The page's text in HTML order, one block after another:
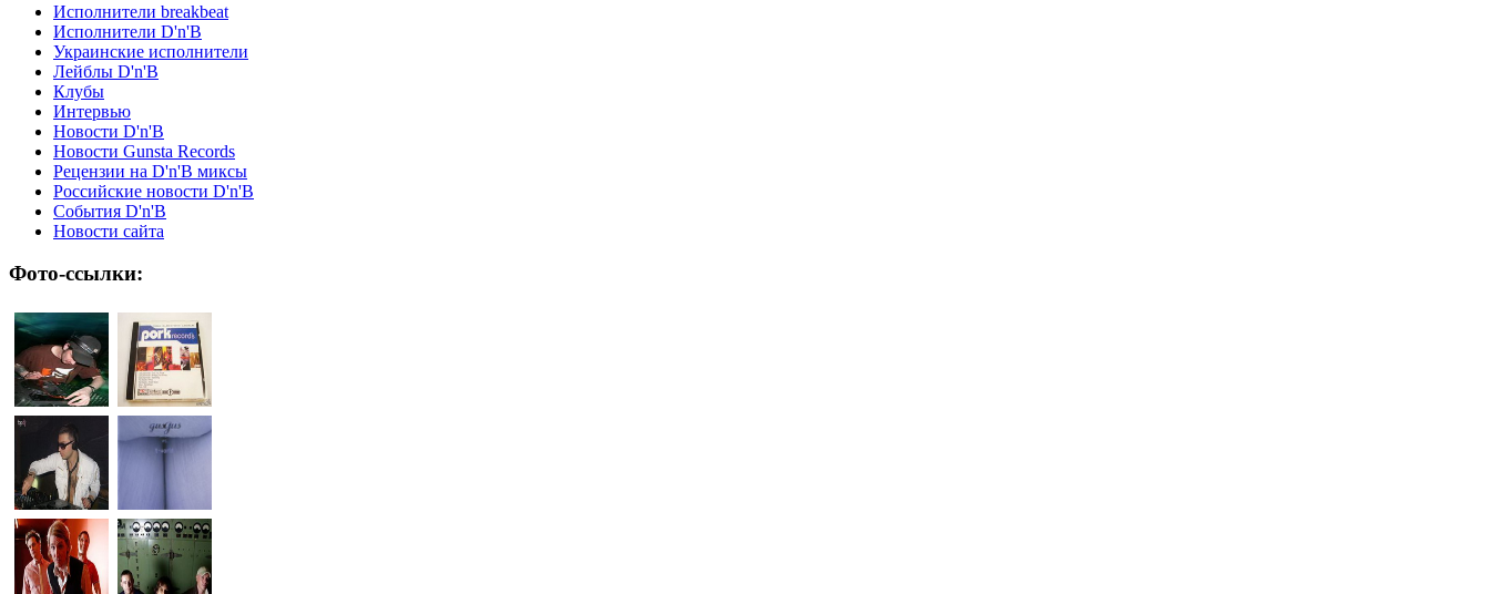
Исполнители breakbeat
Исполнители D'n'B
Украинские исполнители
Лейблы D'n'B
Клубы
Интервью
Новости D'n'B
Новости Gunsta Records
Рецензии на D'n'B миксы
Российские новости D'n'B
События D'n'B
Новости сайта
Фото-ссылки: